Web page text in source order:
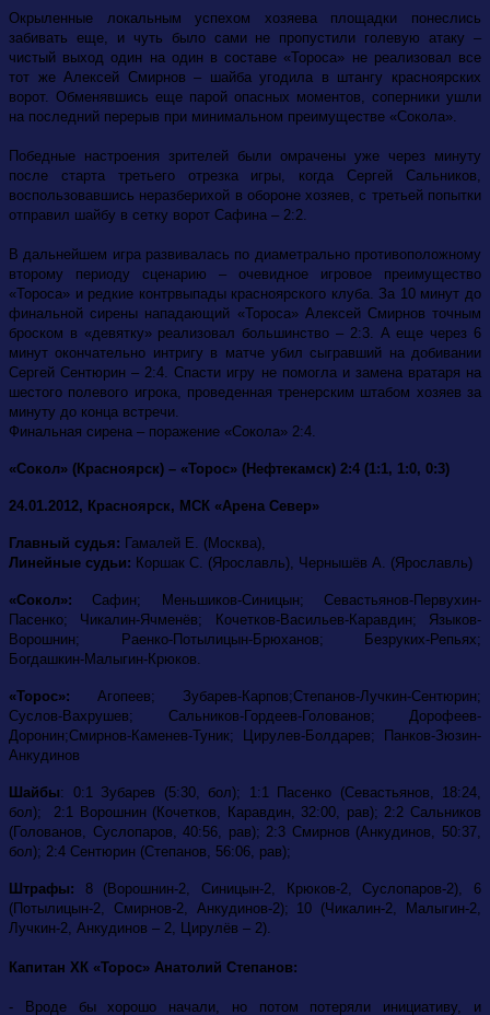
Окрыленные локальным успехом хозяева площадки понеслись
забивать еще, и чуть было сами не пропустили голевую атаку –
чистый выход один на один в составе «Тороса» не реализовал все
тот же Алексей Смирнов – шайба угодила в штангу красноярских
ворот. Обменявшись еще парой опасных моментов, соперники ушли
на последний перерыв при минимальном преимуществе «Сокола».
Победные настроения зрителей были омрачены уже через минуту
после старта третьего отрезка игры, когда Сергей Сальников,
воспользовавшись неразберихой в обороне хозяев, с третьей попытки
отправил шайбу в сетку ворот Сафина – 2:2.
В дальнейшем игра развивалась по диаметрально противоположному
второму периоду сценарию – очевидное игровое преимущество
«Тороса» и редкие контрвыпады красноярского клуба. За 10 минут до
финальной сирены нападающий «Тороса» Алексей Смирнов точным
броском в «девятку» реализовал большинство – 2:3. А еще через 6
минут окончательно интригу в матче убил сыгравший на добивании
Сергей Сентюрин – 2:4. Спасти игру не помогла и замена вратаря на
шестого полевого игрока, проведенная тренерским штабом хозяев за
минуту до конца встречи.
Финальная сирена – поражение «Сокола» 2:4.
«Сокол» (Красноярск) – «Торос» (Нефтекамск) 2:4 (1:1, 1:0, 0:3)
24.01.2012, Красноярск, МСК «Арена Север»
Главный судья: Гамалей Е. (Москва),
Линейные судьи: Коршак С. (Ярославль), Чернышёв А. (Ярославль)
«Сокол»: Сафин; Меньшиков-Синицын; Севастьянов-Первухин-
Пасенко; Чикалин-Ячменёв; Кочетков-Васильев-Каравдин; Языков-
Ворошнин; Раенко-Потылицын-Брюханов; Безруких-Репьях;
Богдашкин-Малыгин-Крюков.
«Торос»: Агопеев; Зубарев-Карпов;Степанов-Лучкин-Сентюрин;
Суслов-Вахрушев; Сальников-Гордеев-Голованов; Дорофеев-
Доронин;Смирнов-Каменев-Туник; Цирулев-Болдарев; Панков-Зюзин-
Анкудинов
Шайбы: 0:1 Зубарев (5:30, бол); 1:1 Пасенко (Севастьянов, 18:24,
бол); 2:1 Ворошнин (Кочетков, Каравдин, 32:00, рав); 2:2 Сальников
(Голованов, Суслопаров, 40:56, рав); 2:3 Смирнов (Анкудинов, 50:37,
бол); 2:4 Сентюрин (Степанов, 56:06, рав);
Штрафы: 8 (Ворошнин-2, Синицын-2, Крюков-2, Суслопаров-2), 6
(Потылицын-2,
Смирнов-2, Анкудинов-2); 10 (Чикалин-2, Малыгин-2,
Лучкин-2, Анкудинов – 2, Цирулёв – 2).
Капитан ХК «Торос» Анатолий Степанов:
- Вроде бы хорошо начали, но потом потеряли инициативу, и